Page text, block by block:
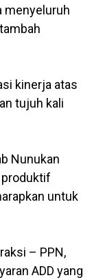
menyeluruh
kinerja atas
tujuh kali
Nunukan
produktif
untuk
– PPN,
ADD yang